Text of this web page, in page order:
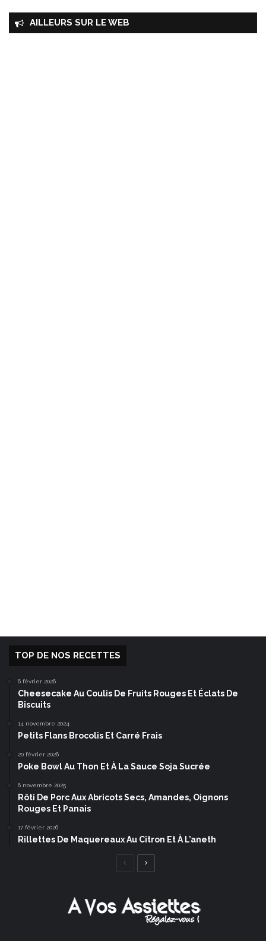
AILLEURS SUR LE WEB
TOP DE NOS RECETTES
6 février 2026
Cheesecake Au Coulis De Fruits Rouges Et Éclats De
Biscuits
14 novembre 2024
Petits Flans Brocolis Et Carré Frais
20 février 2026
Poke Bowl Au Thon Et À La Sauce Soja Sucrée
6 novembre 2025
Rôti De Porc Aux Abricots Secs, Amandes, Oignons
Rouges Et Panais
17 février 2026
Rillettes De Maquereaux Au Citron Et À L’aneth
Page